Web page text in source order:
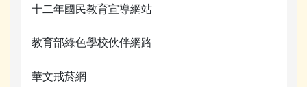
十二年國民教育宣導網站
教育部綠色學校伙伴網路
華文戒菸網